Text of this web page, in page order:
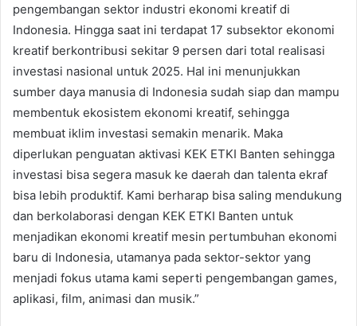
pengembangan sektor industri ekonomi kreatif di
Indonesia. Hingga saat ini terdapat 17 subsektor ekonomi
kreatif berkontribusi sekitar 9 persen dari total realisasi
investasi nasional untuk 2025. Hal ini menunjukkan
sumber daya manusia di Indonesia sudah siap dan mampu
membentuk ekosistem ekonomi kreatif, sehingga
membuat iklim investasi semakin menarik. Maka
diperlukan penguatan aktivasi KEK ETKI Banten sehingga
investasi bisa segera masuk ke daerah dan talenta ekraf
bisa lebih produktif. Kami berharap bisa saling mendukung
dan berkolaborasi dengan KEK ETKI Banten untuk
menjadikan ekonomi kreatif mesin pertumbuhan ekonomi
baru di Indonesia, utamanya pada sektor-sektor yang
menjadi fokus utama kami seperti pengembangan games,
aplikasi, film, animasi dan musik.”